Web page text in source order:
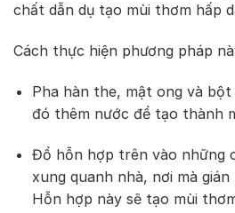
chất dẫn dụ tạo mùi thơm hấp
Cách thực hiện phương pháp
Pha hàn the, mật ong và bột
đó thêm nước để tạo thành
Đổ hỗn hợp trên vào những
xung quanh nhà, nơi mà
Hỗn hợp này sẽ tạo mùi